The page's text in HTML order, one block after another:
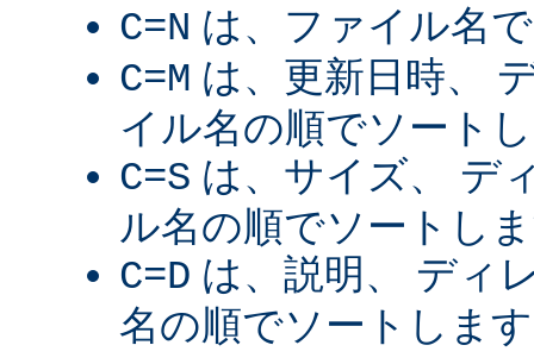
C=N は、ファイル名
C=M は、更新日時、
イル名の順でソート
C=S は、サイズ、 デ
ル名の順でソートし
C=D は、説明、 ディ
名の順でソートしま